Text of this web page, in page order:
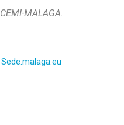
CEMI-MALAGA.